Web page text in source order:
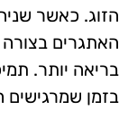
הזוג. כאשר
האתגרים בצורה
בריאה יותר.
בזמן שמרגישים